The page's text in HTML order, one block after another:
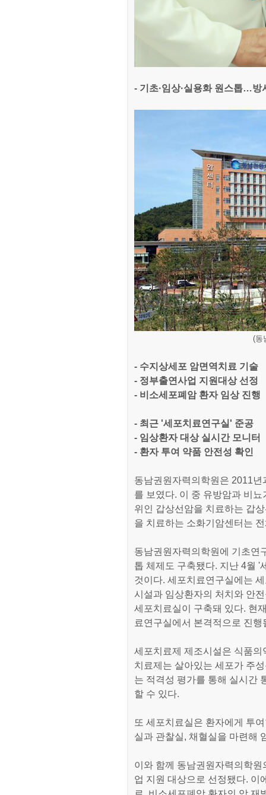
- 기초·임상·실용화 원스톱…
(동
- 수지상세포 암면역치료 기술
- 정부출연사업 지원대상 선정
- 비소세포폐암 환자 임상 진행
- 최근 '세포치료연구실' 준공
- 임상환자 대상 실시간 모니터
- 환자 투여 약품 안전성 확인
동남권원자력의학원은 2011
를 보였다. 이 중 유방암과 비
위인 갑상선암을 치료하는 갑
을 치료하는 소화기암센터는
동남권원자력의학원에 기초연
톱 체제도 구축됐다. 지난 4월 '
것이다. 세포치료연구실에는
시설과 임상환자의 처치와 안
세포치료실이 구축돼 있다. 현
료연구실에서 본격적으로 진행
세포치료제 제조시설은 식품
치료제는 살아있는 세포가 주
는 적격성 평가를 통해 실시간
할 수 있다.
또 세포치료실은 환자에게 투
실과 관찰실, 채혈실을 마련해
이와 함께 동남권원자력의학
업 지원 대상으로 선정됐다. 이